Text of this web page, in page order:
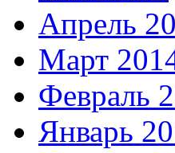
Апрель
Март
Февраль
Январь